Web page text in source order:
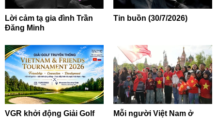
Lời cảm tạ gia đình Trần
Đăng Minh
Tin buồn (30/7/2026)
VGR khởi động Giải Golf
Mỗi người Việt Nam ở